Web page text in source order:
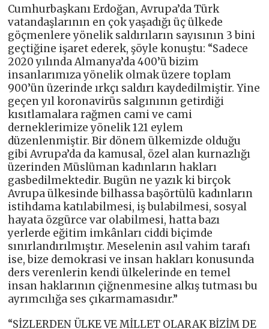
Cumhurbaşkanı Erdoğan, Avrupa’da Türk
vatandaşlarının en çok yaşadığı üç ülkede
göçmenlere yönelik saldırıların sayısının 3 bini
geçtiğine işaret ederek, şöyle konuştu: “Sadece
2020 yılında Almanya’da 400’ü bizim
insanlarımıza yönelik olmak üzere toplam
900’ün üzerinde ırkçı saldırı kaydedilmiştir. Yine
geçen yıl koronavirüs salgınının getirdiği
kısıtlamalara rağmen cami ve cami
derneklerimize yönelik 121 eylem
düzenlenmiştir. Bir dönem ülkemizde olduğu
gibi Avrupa’da da kamusal, özel alan kurnazlığı
üzerinden Müslüman kadınların hakları
gasbedilmektedir. Bugün ne yazık ki birçok
Avrupa ülkesinde bilhassa başörtülü kadınların
istihdama katılabilmesi, iş bulabilmesi, sosyal
hayata özgürce var olabilmesi, hatta bazı
yerlerde eğitim imkânları ciddi biçimde
sınırlandırılmıştır. Meselenin asıl vahim tarafı
ise, bize demokrasi ve insan hakları konusunda
ders verenlerin kendi ülkelerinde en temel
insan haklarının çiğnenmesine alkış tutması bu
ayrımcılığa ses çıkarmamasıdır.”
“SİZLERDEN ÜLKE VE MİLLET OLARAK BİZİM DE